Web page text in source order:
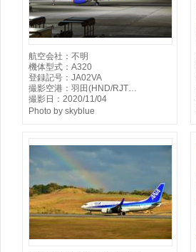
航空会社：不明
機体型式：A320
登録記号：JA02VA
撮影空港：羽田(HND/RJT…
撮影日：2020/11/04
Photo by skyblue